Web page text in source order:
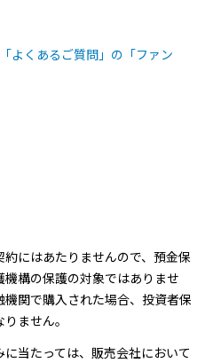
よくあるご質問」の「ファン
にはあたりませんので、預金保
構の保護の対象ではありませ
関で購入された場合、投資者保
ません。
当たっては、販売会社において